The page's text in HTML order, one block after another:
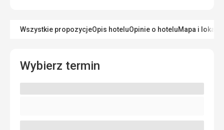
Wszystkie propozycjeOpis hoteluOpinie o hoteluMapa i
Wybierz termin